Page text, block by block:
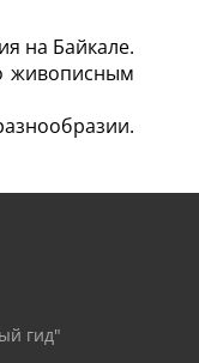
на Байкале.
живописным
гид"